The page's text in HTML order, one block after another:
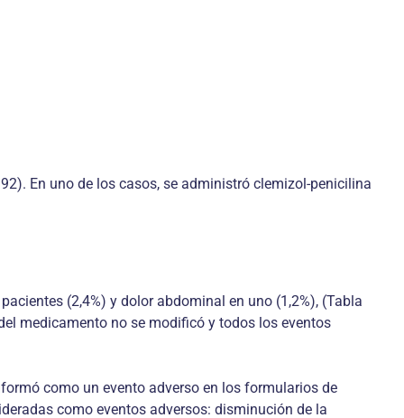
En uno de los casos, se administró clemizol-penicilina
(2,4%) y dolor abdominal en uno (1,2%), (Tabla
medicamento no se modificó y todos los eventos
como un evento adverso en los formularios de
como eventos adversos: disminución de la